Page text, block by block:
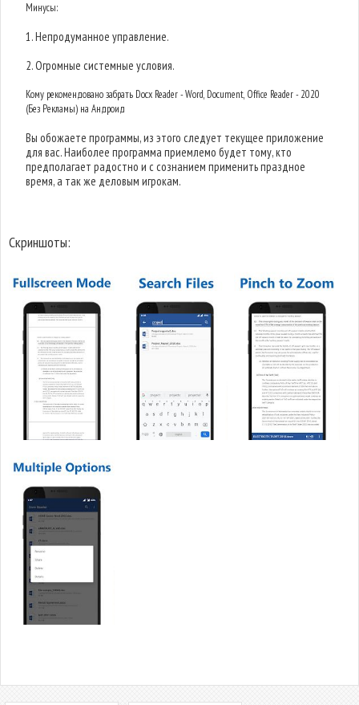
Минусы:
1. Непродуманное управление.
2. Огромные системные условия.
Кому рекомендовано забрать Docx Reader - Word, Document, Office Reader - 2020
(Без Рекламы) на Андроид
Вы обожаете программы, из этого следует текущее приложение
для вас. Наиболее программа приемлемо будет тому, кто
предполагает радостно и с сознанием применить праздное
время, а так же деловым игрокам.
Скриншоты: